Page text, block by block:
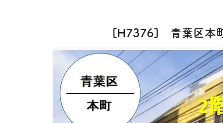
[H7376] 青葉区本